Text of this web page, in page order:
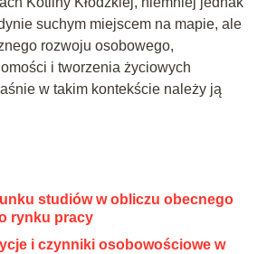
suchym miejscem na mapie, ale
rozwoju osobowego,
i tworzenia życiowych
w takim kontekście należy ją
studiów w obliczu obecnego
rynku pracy
i czynniki osobowościowe w